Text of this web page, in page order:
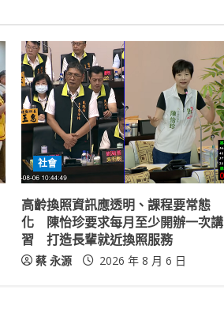
社會
高齡換照資訊應透明、課程要常態
化 陳怡珍要求每月至少開辦一次講
習 打造長輩就近換照服務
蔡 永源 2026 年 8 月 6 日